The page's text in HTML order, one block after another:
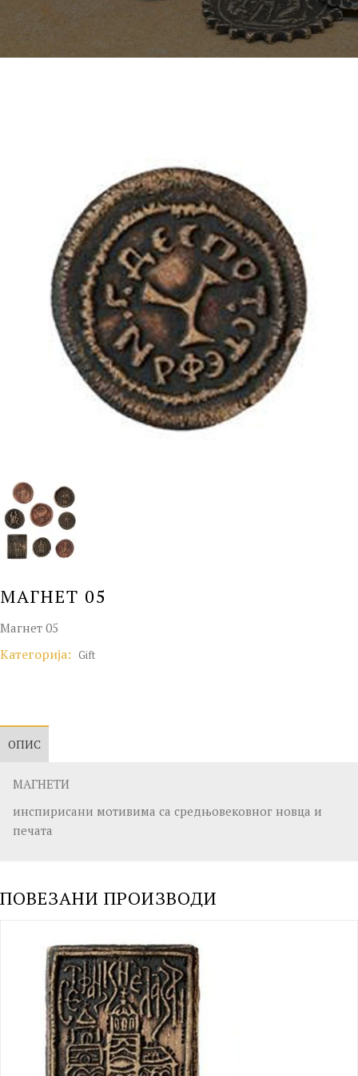
МАГНЕТ 05
Магнет 05
Категорија: Gift
ОПИС
МАГНЕТИ
инспирисани мотивима са средњовековног новца и
печата
ПОВЕЗАНИ ПРОИЗВОДИ